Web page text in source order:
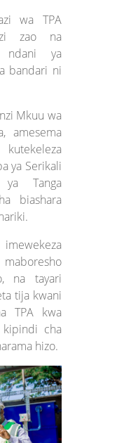
wa TPA
zao na
ndani ya
bandari ni
Mkuu wa
amesema
ya Serikali
Tanga
biashara
na tayari
tija kwani
TPA kwa
kipindi cha
hizo.